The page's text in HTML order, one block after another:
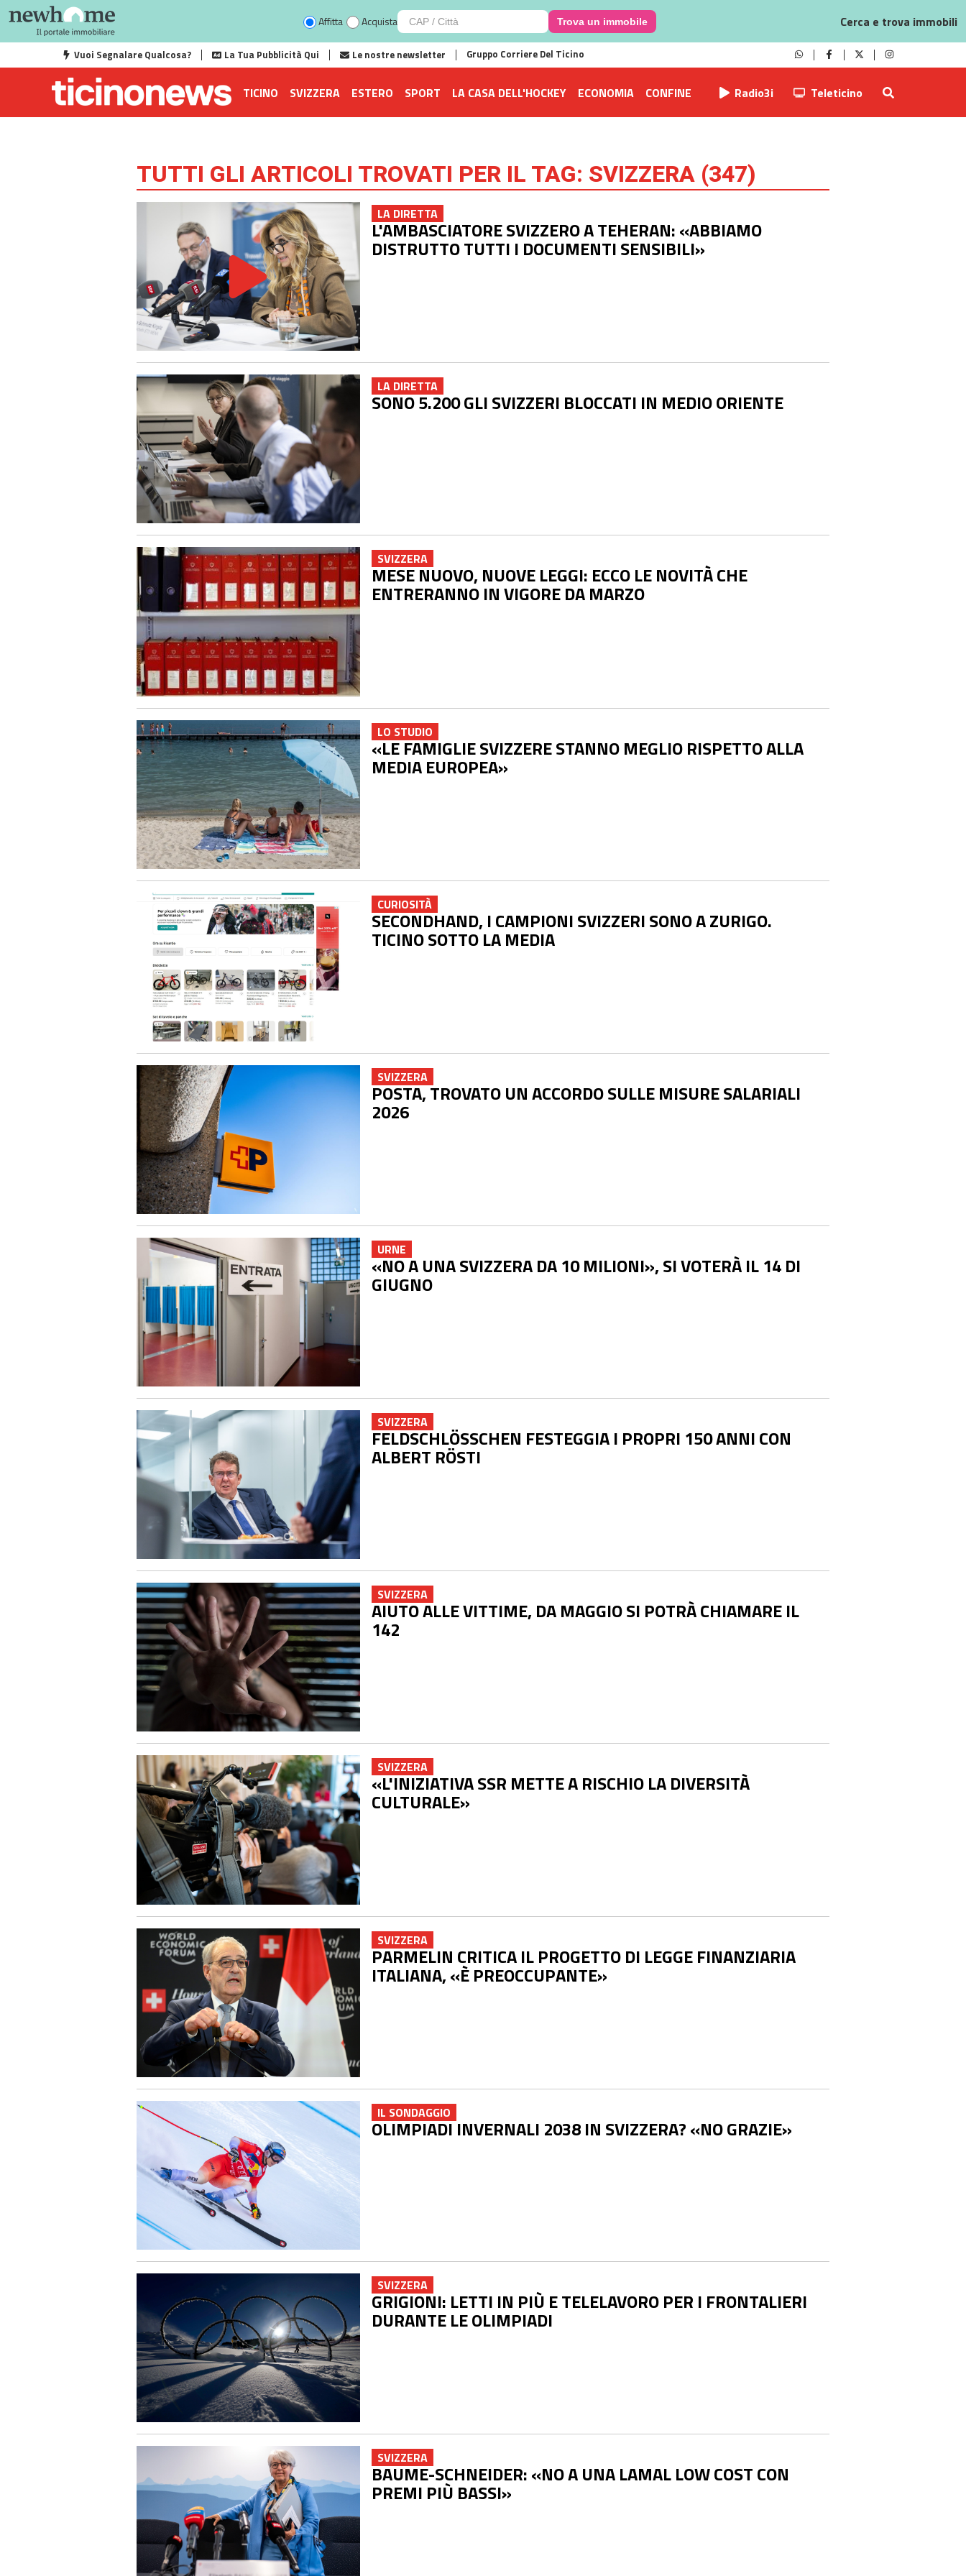
Affitta Acquista Trova un immobile Cerca e trova immobili
Vuoi Segnalare Qualcosa? La Tua Pubblicità Qui Le nostre newsletter Gruppo Corriere Del Ticino
TICINO SVIZZERA ESTERO SPORT LA CASA DELL'HOCKEY ECONOMIA CONFINE Radio3i Teleticino
TUTTI GLI ARTICOLI TROVATI PER IL TAG: SVIZZERA (347)
LA DIRETTA
L'AMBASCIATORE SVIZZERO A TEHERAN: «ABBIAMO
DISTRUTTO TUTTI I DOCUMENTI SENSIBILI»
LA DIRETTA
SONO 5.200 GLI SVIZZERI BLOCCATI IN MEDIO ORIENTE
SVIZZERA
MESE NUOVO, NUOVE LEGGI: ECCO LE NOVITÀ CHE
ENTRERANNO IN VIGORE DA MARZO
LO STUDIO
«LE FAMIGLIE SVIZZERE STANNO MEGLIO RISPETTO ALLA
MEDIA EUROPEA»
CURIOSITÀ
SECONDHAND, I CAMPIONI SVIZZERI SONO A ZURIGO.
TICINO SOTTO LA MEDIA
SVIZZERA
POSTA, TROVATO UN ACCORDO SULLE MISURE SALARIALI
2026
URNE
«NO A UNA SVIZZERA DA 10 MILIONI», SI VOTERÀ IL 14 DI
GIUGNO
SVIZZERA
FELDSCHLÖSSCHEN FESTEGGIA I PROPRI 150 ANNI CON
ALBERT RÖSTI
SVIZZERA
AIUTO ALLE VITTIME, DA MAGGIO SI POTRÀ CHIAMARE IL
142
SVIZZERA
«L'INIZIATIVA SSR METTE A RISCHIO LA DIVERSITÀ
CULTURALE»
SVIZZERA
PARMELIN CRITICA IL PROGETTO DI LEGGE FINANZIARIA
ITALIANA, «È PREOCCUPANTE»
IL SONDAGGIO
OLIMPIADI INVERNALI 2038 IN SVIZZERA? «NO GRAZIE»
SVIZZERA
GRIGIONI: LETTI IN PIÙ E TELELAVORO PER I FRONTALIERI
DURANTE LE OLIMPIADI
SVIZZERA
BAUME-SCHNEIDER: «NO A UNA LAMAL LOW COST CON
PREMI PIÙ BASSI»